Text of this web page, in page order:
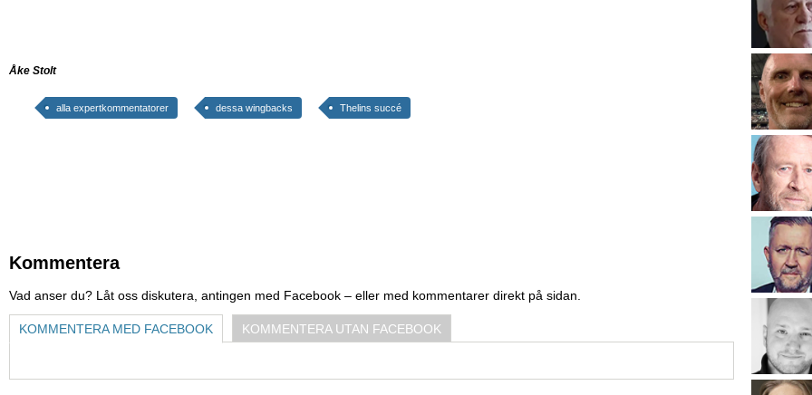
Åke Stolt
alla expertkommentatorer dessa wingbacks Thelins succé
Kommentera
Vad anser du? Låt oss diskutera, antingen med Facebook – eller med kommentarer direkt på sidan.
KOMMENTERA MED FACEBOOK KOMMENTERA UTAN FACEBOOK